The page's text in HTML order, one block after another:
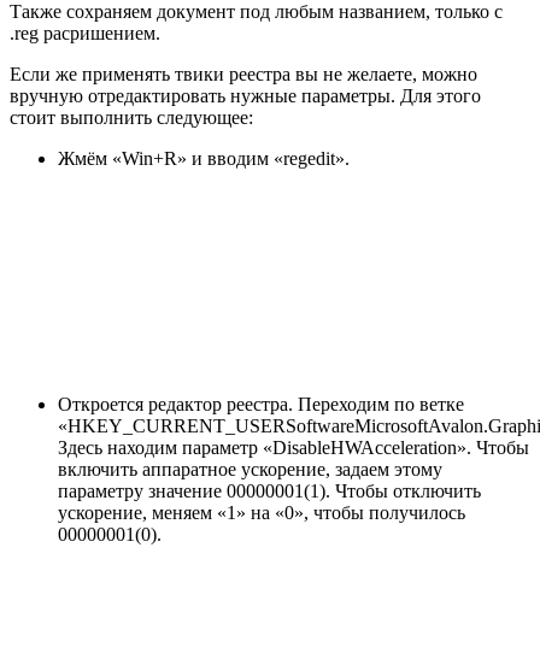
Также сохраняем документ под любым названием, только с
.reg расришением.
Если же применять твики реестра вы не желаете, можно
вручную отредактировать нужные параметры. Для этого
стоит выполнить следующее:
Жмём «Win+R» и вводим «regedit».
Откроется редактор реестра. Переходим по ветке
Здесь находим параметр «DisableHWAcceleration». Чтобы
включить аппаратное ускорение, задаем этому
параметру значение 00000001(1). Чтобы отключить
ускорение, меняем «1» на «0», чтобы получилось
00000001(0).